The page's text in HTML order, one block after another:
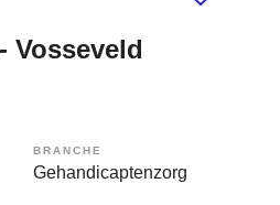
Vosseveld
BRANCHE
Gehandicaptenzorg